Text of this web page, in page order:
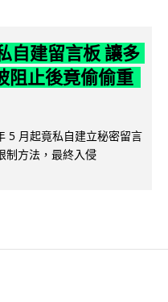
自建留言板 讓多
阻止後竟偷偷重
5 月起竟私自建立秘密留言
制方法，最終入侵